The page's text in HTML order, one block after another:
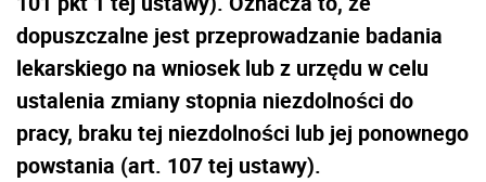
dopuszczalne jest przeprowadzanie badania
lekarskiego na wniosek lub z urzędu w celu
ustalenia zmiany stopnia niezdolności do
pracy, braku tej niezdolności lub jej ponownego
powstania (art. 107 tej ustawy).